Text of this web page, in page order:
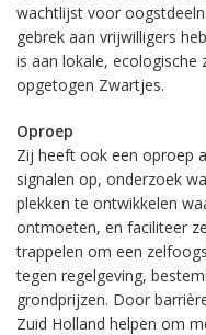
wachtlijst voor
gebrek aan vrijwilligers
is aan lokale, ecologische
opgetogen Zwartjes.
Oproep
Zij heeft ook een oproep
signalen op, onderzoek
plekken te ontwikkelen
ontmoeten, en faciliteer
trappelen om een
tegen regelgeving,
grondprijzen. Door
Zuid Holland helpen om